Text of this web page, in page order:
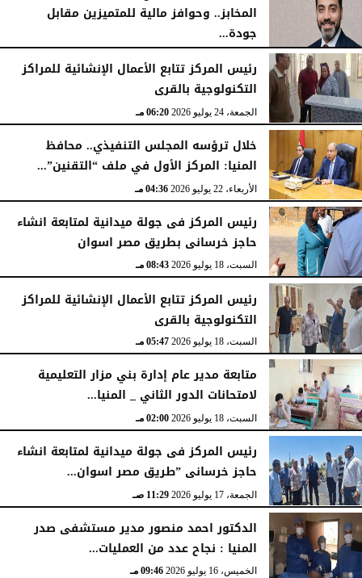
المخابز.. وحوافز مالية للمتميزين مقابل
جودة...
السبت، 25 يوليو 2026 05:41 مـ
رئيس المركز تتابع الأعمال الإنشائية للمراكز
التكنولوجية بالقرى
الجمعة، 24 يوليو 2026 06:20 مـ
خلال ترؤسه المجلس التنفيذي.. محافظ
المنيا: المركز الأول في ملف “التقنين”...
الأربعاء، 22 يوليو 2026 04:36 مـ
رئيس المركز فى جولة ميدانية لمتابعة انشاء
حاجز خرسانى بطريق مصر اسوان
السبت، 18 يوليو 2026 08:43 مـ
رئيس المركز تتابع الأعمال الإنشائية للمراكز
التكنولوجية بالقرى
السبت، 18 يوليو 2026 05:47 مـ
متابعة مدير عام إدارة بني مزار التعليمية
لامتحانات الدور الثاني _ المنيا...
السبت، 18 يوليو 2026 02:00 مـ
رئيس المركز فى جولة ميدانية لمتابعة انشاء
حاجز خرسانى ”طريق مصر اسوان...
الجمعة، 17 يوليو 2026 11:29 صـ
الدكتور احمد منصور مدير مستشفى صدر
المنيا : نجاح عدد من العمليات...
الخميس، 16 يوليو 2026 09:46 مـ